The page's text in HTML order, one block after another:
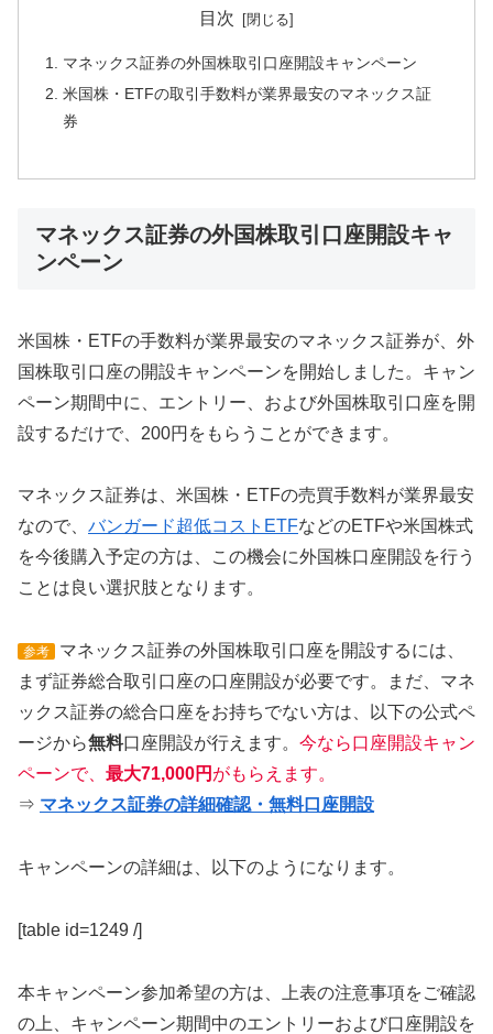
目次
マネックス証券の外国株取引口座開設キャンペーン
米国株・ETFの取引手数料が業界最安のマネックス証
券
マネックス証券の外国株取引口座開設キャ
ンペーン
米国株・ETFの手数料が業界最安のマネックス証券が、外
国株取引口座の開設キャンペーンを開始しました。キャン
ペーン期間中に、エントリー、および外国株取引口座を開
設するだけで、200円をもらうことができます。
マネックス証券は、米国株・ETFの売買手数料が業界最安
なので、 バンガード超低コストETFなどのETFや米国株式
を今後購入予定の方は、この機会に外国株口座開設を行う
ことは良い選択肢となります。
参考
マネックス証券の外国株取引口座を開設するには、
まず証券総合取引口座の口座開設が必要です。まだ、マネ
ックス証券の総合口座をお持ちでない方は、以下の公式ペ
ージから無料口座開設が行えます。 今なら口座開設キャン
ペーンで、 最大71,000円 がもらえます。
⇒ マネックス証券の詳細確認・無料口座開設
キャンペーンの詳細は、以下のようになります。
[table id=1249 /]
本キャンペーン参加希望の方は、上表の注意事項をご確認
の上、キャンペーン期間中のエントリーおよび口座開設を